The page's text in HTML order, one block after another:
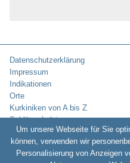
Datenschutzerklärung
Impressum
Indikationen
Orte
Kurkiniken von A bis Z
Schlüsselwörter
Copyright © 2010-2026:
Um unsere Webseite für Sie
können, verwenden wir
Personalisierung von Anzeigen